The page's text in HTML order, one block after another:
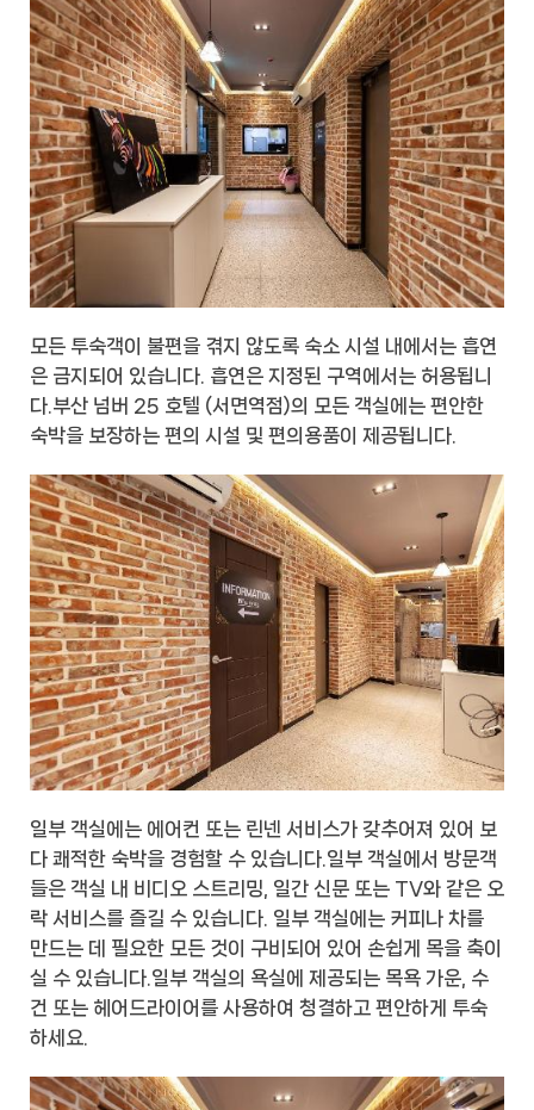
모든 투숙객이 불편을 겪지 않도록 숙소 시설 내에서는 흡연
은 금지되어 있습니다. 흡연은 지정된 구역에서는 허용됩니
다.부산 넘버 25 호텔 (서면역점)의 모든 객실에는 편안한
숙박을 보장하는 편의 시설 및 편의용품이 제공됩니다.
일부 객실에는 에어컨 또는 린넨 서비스가 갖추어져 있어 보
다 쾌적한 숙박을 경험할 수 있습니다.일부 객실에서 방문객
들은 객실 내 비디오 스트리밍, 일간 신문 또는 TV와 같은 오
락 서비스를 즐길 수 있습니다. 일부 객실에는 커피나 차를
만드는 데 필요한 모든 것이 구비되어 있어 손쉽게 목을 축이
실 수 있습니다.일부 객실의 욕실에 제공되는 목욕 가운, 수
건 또는 헤어드라이어를 사용하여 청결하고 편안하게 투숙
하세요.